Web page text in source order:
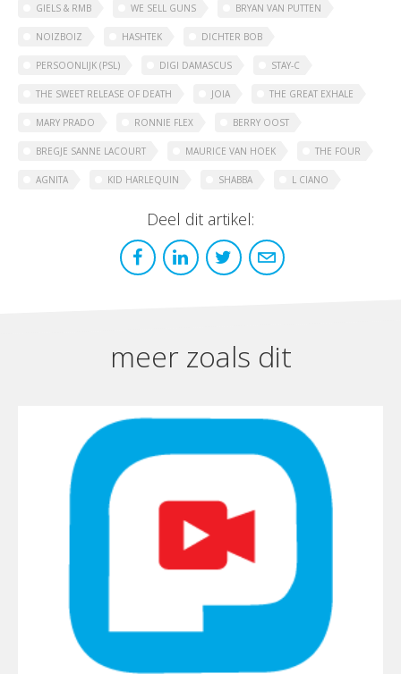
GIELS & RMB WE SELL GUNS BRYAN VAN PUTTEN
NOIZBOIZ HASHTEK DICHTER BOB
PERSOONLIJK (PSL) DIGI DAMASCUS STAY-C
THE SWEET RELEASE OF DEATH JOIA THE GREAT EXHALE
MARY PRADO RONNIE FLEX BERRY OOST
BREGJE SANNE LACOURT MAURICE VAN HOEK THE FOUR
AGNITA KID HARLEQUIN SHABBA L CIANO
Deel dit artikel:
meer zoals dit